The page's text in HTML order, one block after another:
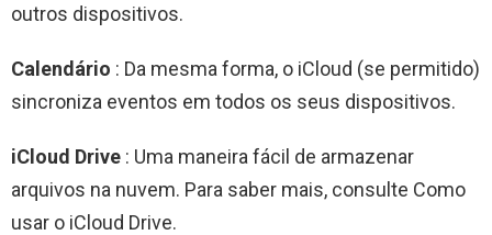
outros dispositivos.
Calendário : Da mesma forma, o iCloud (se permitido)
sincroniza eventos em todos os seus dispositivos.
iCloud Drive : Uma maneira fácil de armazenar
arquivos na nuvem. Para saber mais, consulte Como
usar o iCloud Drive.